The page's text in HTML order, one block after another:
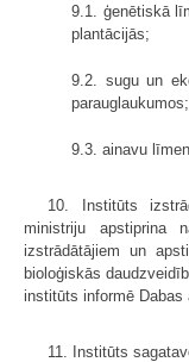
9.1. ģenētiskā
plantācijās;
9.2. sugu un
parauglaukumos;
9.3. ainavu
10. Institūts
ministriju apstiprina
izstrādātājiem un
bioloģiskās
institūts informē Dabas
11. Institūts